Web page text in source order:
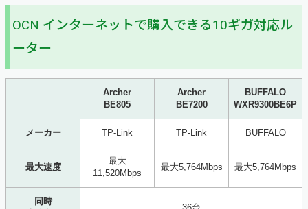
OCN インターネットで購入できる10ギガ対応ル
ーター
Archer
BE805
Archer
BE7200
BUFFALO
WXR9300BE6P
メーカー TP-Link TP-Link BUFFALO
最大速度
最大
11,520Mbps
最大5,764Mbps 最大5,764Mbps
同時